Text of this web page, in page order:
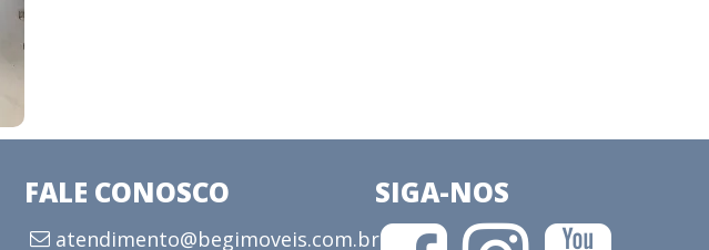
FALE CONOSCO
atendimento@begimoveis.com.br
SIGA-NOS